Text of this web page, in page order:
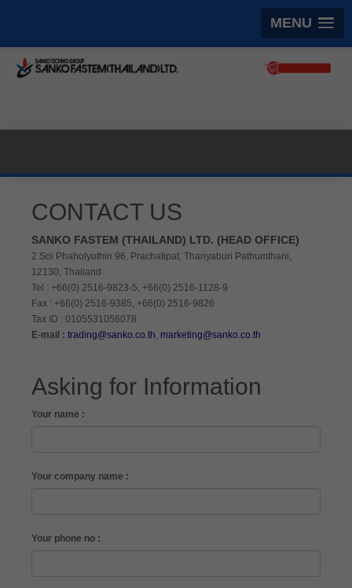
MENU
CONTACT US
SANKO FASTEM (THAILAND) LTD. (HEAD OFFICE)
2 Soi Phaholyothin 96, Prachatipat, Thanyaburi Pathumthani,
12130, Thailand
Tel : +66(0) 2516-9823-5, +66(0) 2516-1128-9
Fax : +66(0) 2516-9385, +66(0) 2516-9826
Tax ID : 0105531056078
E-mail : trading@sanko.co.th, marketing@sanko.co.th
Asking for Information
Your name :
Your company name :
Your phone no :